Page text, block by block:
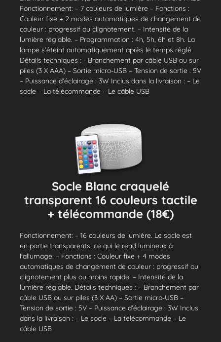
Fonctionnement: – 7 couleurs de lumière – Fonctions :
Couleur fixe + 2 modes automatiques de changement de
couleur : progressif ou clignotement. – Intensité de la
lumière réglable. – Programmation : 4h, 5h, 6h et 8h. La
lampe s’éteint automatiquement après le temps réglé.
Détails techniques : - Branchement par câble USB ou sur
piles (3 X AAA) – Sortie micro-USB – Tension de sortie : 5V
– Puissance d’éclairage : 3W Inclus dans la livraison : – Le
socle – La télécommande – Le câble USB
Socle Blanc craquelé
transparent 16 couleurs tactile
+ télécommande (18€)
Fonctionnement: – 16 couleurs de lumière. Le socle est
en partie transparents, ce qui le rend lumineux à
l'allumage. – Fonctions : Couleur fixe + 4 modes
automatiques de changement de couleur : progressif ou
clignotement plus ou moins rapide. – Intensité de la
lumière réglable. Détails techniques : – Branchement par
câble USB ou sur piles (3 X AA) – Sortie micro-USB –
Tension de sortie : 5V – Puissance d’éclairage : 3W Inclus
dans la livraison : – Le socle – La télécommande – Le
câble USB